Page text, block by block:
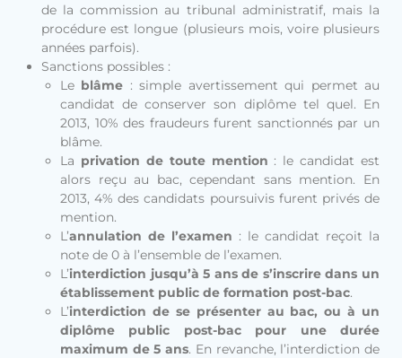
de la commission au tribunal administratif, mais la
procédure est longue (plusieurs mois, voire plusieurs
années parfois).
Sanctions possibles :
Le blâme : simple avertissement qui permet au
candidat de conserver son diplôme tel quel. En
2013, 10% des fraudeurs furent sanctionnés par un
blâme.
La privation de toute mention : le candidat est
alors reçu au bac, cependant sans mention. En
2013, 4% des candidats poursuivis furent privés de
mention.
L’annulation de l’examen : le candidat reçoit la
note de 0 à l’ensemble de l’examen.
L’interdiction jusqu’à 5 ans de s’inscrire dans un
établissement public de formation post-bac.
L’interdiction de se présenter au bac, ou à un
diplôme public post-bac pour une durée
maximum de 5 ans. En revanche, l’interdiction de